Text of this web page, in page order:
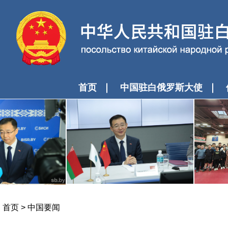
首页 中国驻白俄罗斯大使
首页 > 中国要闻